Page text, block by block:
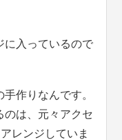
に入っているので
作りなんです。
のは、元々アクセ
レンジしていま